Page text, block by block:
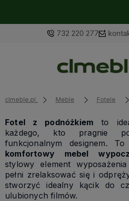
732 220 277
clmeble.pl Meble Fotele
Fotel z podnóżkiem to
każdego, kto pragnie
funkcjonalnym designem.
komfortowy mebel
stylowy element
pełni zrelaksować się i
stworzyć idealny kącik do
ulubionych filmów.